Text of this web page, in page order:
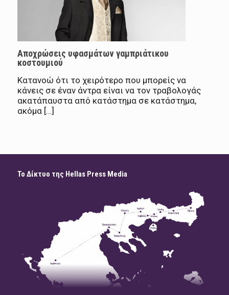
Αποχρώσεις υφασμάτων γαμπριάτικου
κοστουμιού
Κατανοώ ότι το χειρότερο που μπορείς να
κάνεις σε έναν άντρα είναι να τον τραβολογάς
ακατάπαυστα από κατάστημα σε κατάστημα,
ακόμα […]
Το Δίκτυο της Hellas Press Media